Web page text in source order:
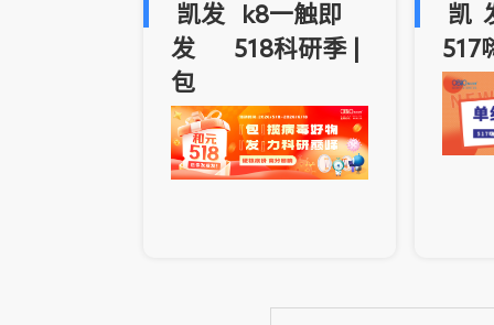
凯发k8一触即
发518科研季 |
包
凯
517